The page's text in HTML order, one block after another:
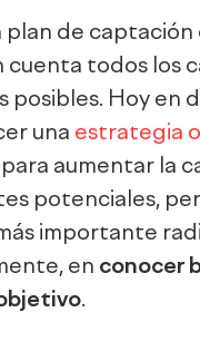
plan de captación
cuenta todos los
posibles. Hoy en
una estrategia
para aumentar la
potenciales,
importante
en conocer
.